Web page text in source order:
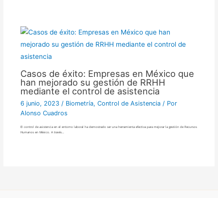
Casos de éxito: Empresas en México que
han mejorado su gestión de RRHH
mediante el control de asistencia
6 junio, 2023 / Biometría, Control de Asistencia/ Por
Alonso Cuadros
El control de asistencia en el entorno laboral ha demostrado ser una herramienta efectiva para mejorar la gestión de Recursos
Humanos en México. A través…